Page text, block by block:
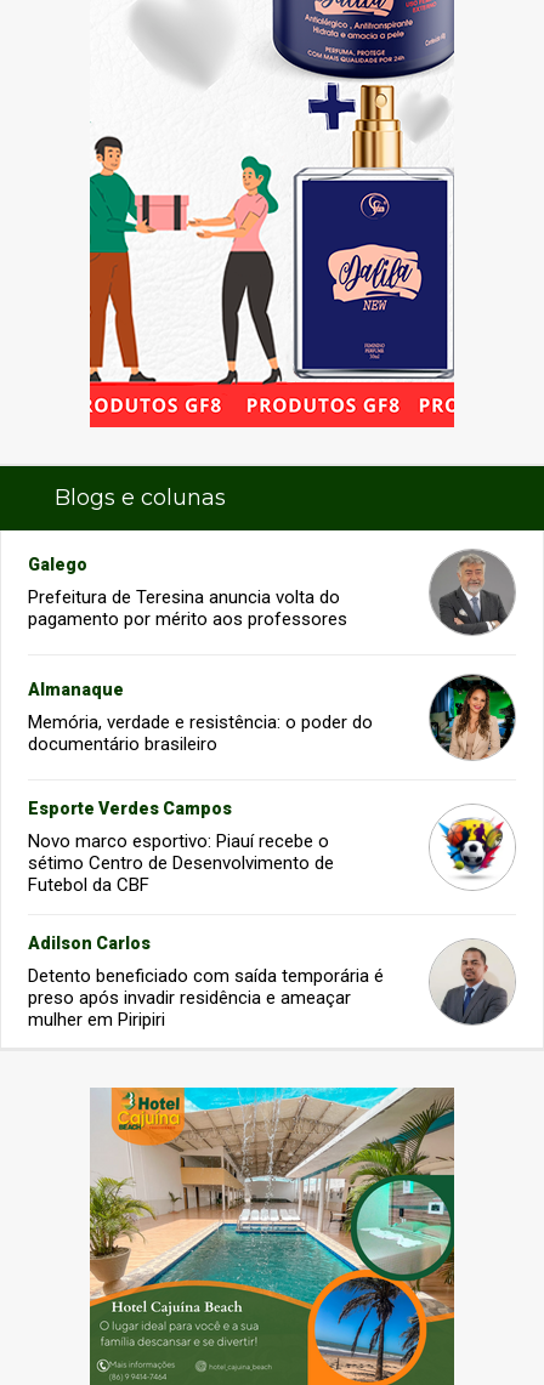
Blogs e colunas
Galego
Prefeitura de Teresina anuncia volta do
pagamento por mérito aos professores
Almanaque
Memória, verdade e resistência: o poder do
documentário brasileiro
Esporte Verdes Campos
Novo marco esportivo: Piauí recebe o
sétimo Centro de Desenvolvimento de
Futebol da CBF
Adilson Carlos
Detento beneficiado com saída temporária é
preso após invadir residência e ameaçar
mulher em Piripiri